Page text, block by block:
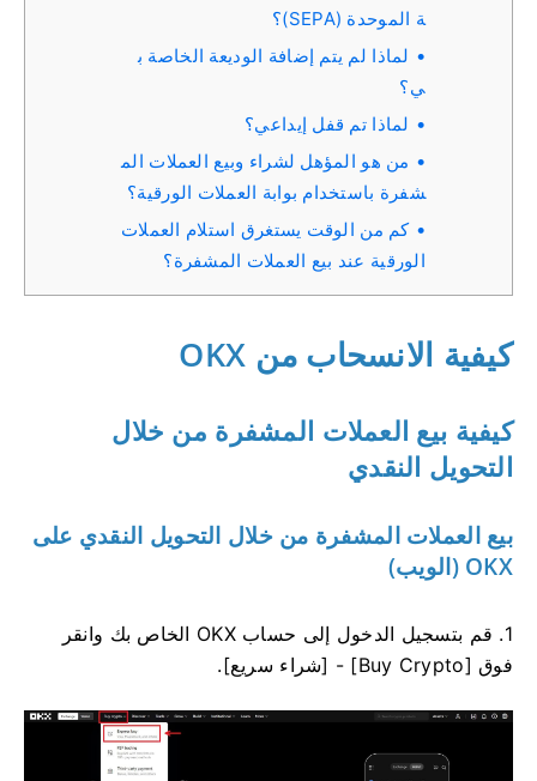
ة الموحدة (SEPA)؟
لماذا لم يتم إضافة الوديعة الخاصة ب
ي؟
لماذا تم قفل إيداعي؟
من هو المؤهل لشراء وبيع العملات الم
شفرة باستخدام بوابة العملات الورقية؟
كم من الوقت يستغرق استلام العملات
الورقية عند بيع العملات المشفرة؟
كيفية الانسحاب من OKX
كيفية بيع العملات المشفرة من خلال
التحويل النقدي
بيع العملات المشفرة من خلال التحويل النقدي على
OKX (الويب)
1. قم بتسجيل الدخول إلى حساب OKX الخاص بك وانقر
فوق [Buy Crypto] - [شراء سريع].